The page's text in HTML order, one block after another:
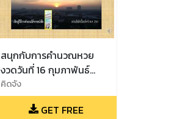
สนุกกับการคำนวณหวย
งวดวันที่ 16 กุมภาพันธ์
2567
คิดจัง
GET FREE